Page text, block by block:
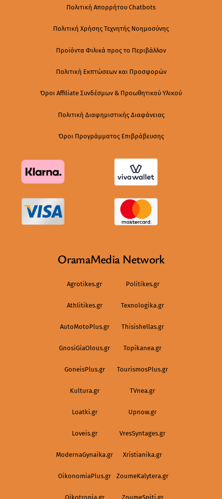
Πολιτική Απορρήτου Chatbots
Πολιτική Χρήσης Τεχνητής Νοημοσύνης
Προϊόντα Φιλικά προς το Περιβάλλον
Πολιτική Εκπτώσεων και Προσφορών
Όροι Affiliate Συνδέσμων & Προωθητικού Υλικού
Πολιτική Διαφημιστικής Διαφάνειας
Όροι Προγράμματος Επιβράβευσης
OramaMedia Network
Agrotikes.gr Politikes.gr
Athlitikes.gr Texnologika.gr
AutoMotoPlus.gr Thisishellas.gr
GnosiGiaOlous.gr Topikanea.gr
GoneisPlus.gr TourismosPlus.gr
Kultura.gr TVnea.gr
Loatki.gr Upnow.gr
Loveis.gr VresSyntages.gr
ModernaGynaika.gr Xristianika.gr
OikonomiaPlus.gr ZoumeKalytera.gr
Oikotropia.gr ZoumeSpiti.gr